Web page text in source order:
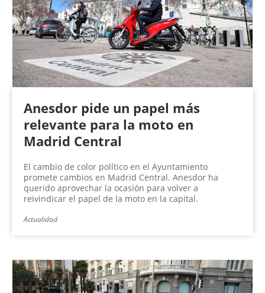
Anesdor pide un papel más
relevante para la moto en
Madrid Central
El cambio de color político en el Ayuntamiento
promete cambios en Madrid Central. Anesdor ha
querido aprovechar la ocasión para volver a
reivindicar el papel de la moto en la capital.
Actualidad